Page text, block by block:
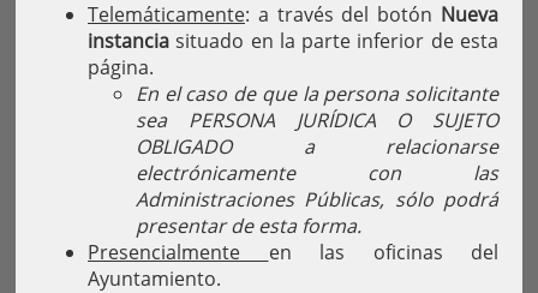
Telemáticamente: a través del botón Nueva
instancia situado en la parte inferior de esta
página.
En el caso de que la persona solicitante
sea PERSONA JURÍDICA O SUJETO
OBLIGADO a relacionarse
electrónicamente con las
Administraciones Públicas, sólo podrá
presentar de esta forma.
Presencialmente en las oficinas del
Ayuntamiento.